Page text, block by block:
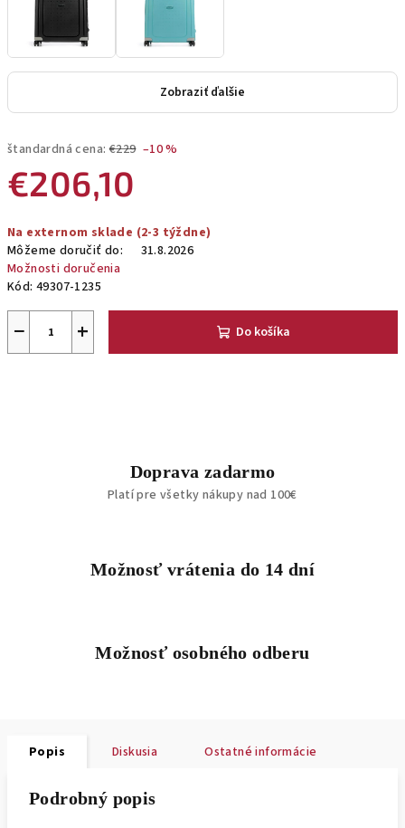
Zobraziť ďalšie
štandardná cena: €229 –10 %
€206,10
cena:
Na externom sklade (2-3 týždne)
Môžeme doručiť do:
31.8.2026
Možnosti doručenia
Kód: 49307-1235
+
− Do košíka
Doprava zadarmo
Platí pre všetky nákupy nad 100€
Možnosť vrátenia do 14 dní
Možnosť osobného odberu
Popis Diskusia Ostatné informácie
Podrobný popis